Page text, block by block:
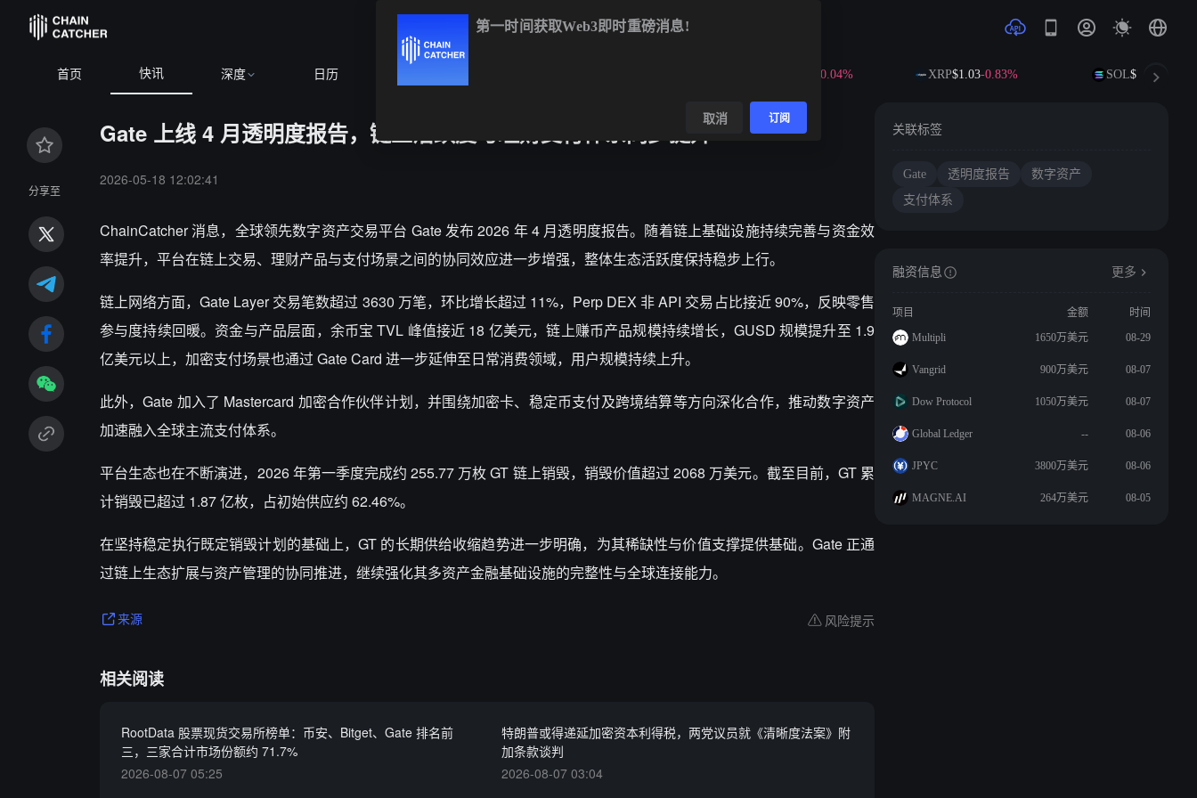
首页 快讯 深度 日历 -0.04% XRP$1.03 -0.83% SOL$74.13 +1.32%
分享至
Gate 上线 4 月透明度报告，链上活跃度与理财支付体系同步提升
2026-05-18 12:02:41
ChainCatcher 消息，全球领先数字资产交易平台 Gate 发布 2026 年 4 月透明度报告。随着链上基础设施持续完善与资金效
率提升，平台在链上交易、理财产品与支付场景之间的协同效应进一步增强，整体生态活跃度保持稳步上行。
链上网络方面，Gate Layer 交易笔数超过 3630 万笔，环比增长超过 11%，Perp DEX 非 API 交易占比接近 90%，反映零售
参与度持续回暖。资金与产品层面，余币宝 TVL 峰值接近 18 亿美元，链上赚币产品规模持续增长，GUSD 规模提升至 1.9
亿美元以上，加密支付场景也通过 Gate Card 进一步延伸至日常消费领域，用户规模持续上升。
此外，Gate 加入了 Mastercard 加密合作伙伴计划，并围绕加密卡、稳定币支付及跨境结算等方向深化合作，推动数字资产
加速融入全球主流支付体系。
平台生态也在不断演进，2026 年第一季度完成约 255.77 万枚 GT 链上销毁，销毁价值超过 2068 万美元。截至目前，GT 累
计销毁已超过 1.87 亿枚，占初始供应约 62.46%。
在坚持稳定执行既定销毁计划的基础上，GT 的长期供给收缩趋势进一步明确，为其稀缺性与价值支撑提供基础。Gate 正通
过链上生态扩展与资产管理的协同推进，继续强化其多资产金融基础设施的完整性与全球连接能力。
来源 风险提示
相关阅读
RootData 股票现货交易所榜单：币安、Bitget、Gate 排名前
三，三家合计市场份额约 71.7%
2026-08-07 05:25
特朗普或得递延加密资本利得税，两党议员就《清晰度法案》附
加条款谈判
2026-08-07 03:04
关联标签
Gate 透明度报告
数字资产
支付体系
融资信息 更多
项目 金额
时间
Multipli
1650万美元 08-29
Vangrid 900万美元 08-07
Dow Protocol 1050万美元 08-07
Global Ledger -- 08-06
JPYC 3800万美元 08-06
MAGNE.AI 264万美元 08-05
第一时间获取Web3即时重磅消息!
取消 订阅